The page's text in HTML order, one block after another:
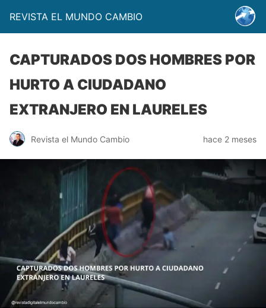
REVISTA EL MUNDO CAMBIO
CAPTURADOS DOS HOMBRES POR
HURTO A CIUDADANO
EXTRANJERO EN LAURELES
Revista el Mundo Cambio hace 2 meses